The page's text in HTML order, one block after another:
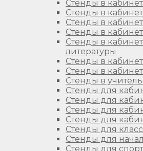
Стенды в
Стенды в
Стенды в
Стенды в
Стенды в
литературы
Стенды в
Стенды в
Стенды в
Стенды для
Стенды для
Стенды для
Стенды для
Стенды для
Стенды для
Стенды для